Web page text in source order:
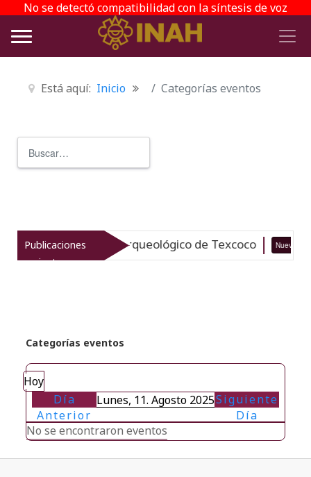
No se detectó compatibilidad con la síntesis de voz
Está aquí: Inicio Categorías eventos
Publicaciones
recientes
el patrimonio arqueológico de Texcoco Nuevo
Categorías eventos
Hoy
Día
Anterior
Lunes, 11. Agosto 2025Siguiente
Día
No se encontraron eventos